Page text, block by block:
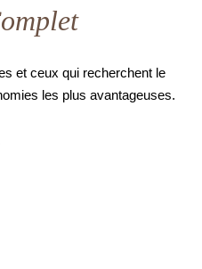
et ceux qui recherchent le
les plus avantageuses.